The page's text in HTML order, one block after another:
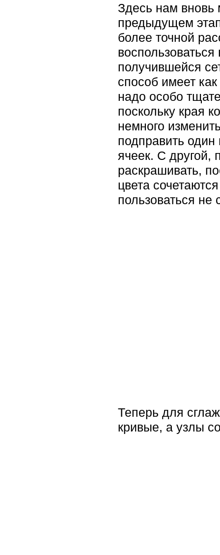
Здесь нам вновь
предыдущем
более точной
получившейся
способ имеет
надо особо
поскольку края
немного
подправить один
ячеек. С другой,
раскрашивать,
цвета
пользоваться не
Теперь для
кривые, а узлы